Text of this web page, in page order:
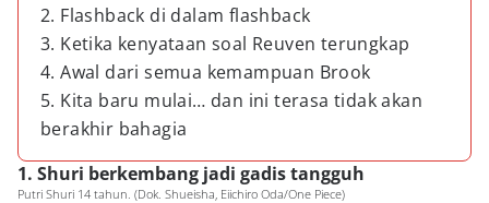
2. Flashback di dalam flashback
3. Ketika kenyataan soal Reuven terungkap
4. Awal dari semua kemampuan Brook
5. Kita baru mulai… dan ini terasa tidak akan
berakhir bahagia
1. Shuri berkembang jadi gadis tangguh
Putri Shuri 14 tahun. (Dok. Shueisha, Eiichiro Oda/One Piece)